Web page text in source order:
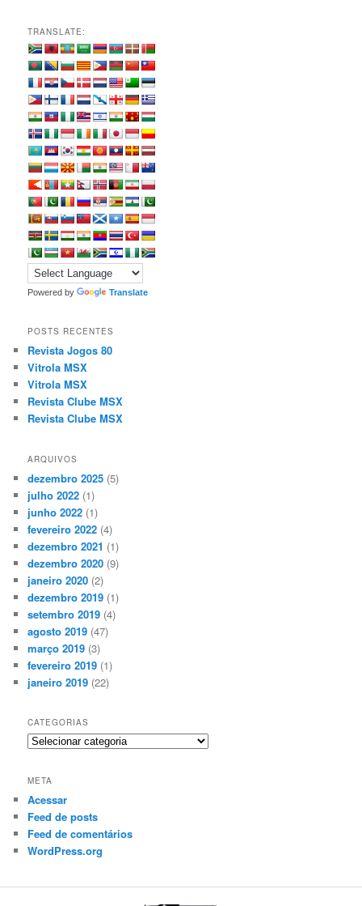
TRANSLATE:
Powered by Translate
POSTS RECENTES
Revista Jogos 80
Vitrola MSX
Vitrola MSX
Revista Clube MSX
Revista Clube MSX
ARQUIVOS
dezembro 2025 (5)
julho 2022 (1)
junho 2022 (1)
fevereiro 2022 (4)
dezembro 2021 (1)
dezembro 2020 (9)
janeiro 2020 (2)
dezembro 2019 (1)
setembro 2019 (4)
agosto 2019 (47)
março 2019 (3)
fevereiro 2019 (1)
janeiro 2019 (22)
CATEGORIAS
Categorias
META
Acessar
Feed de posts
Feed de comentários
WordPress.org